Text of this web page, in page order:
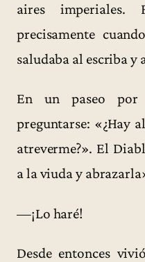
aires imperiales.
precisamente
saludaba al escriba y
En un paseo por
preguntarse: «¿Hay
atreverme?». El
a la viuda y
—¡Lo haré!
Desde entonces